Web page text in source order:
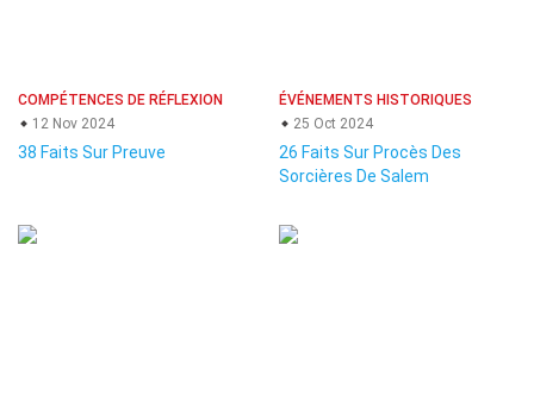
COMPÉTENCES DE RÉFLEXION
12 Nov 2024
38 Faits Sur Preuve
ÉVÉNEMENTS HISTORIQUES
25 Oct 2024
26 Faits Sur Procès Des
Sorcières De Salem